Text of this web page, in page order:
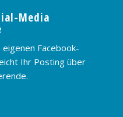
KONTAKT
Media
Facebook-
Ihr Posting über